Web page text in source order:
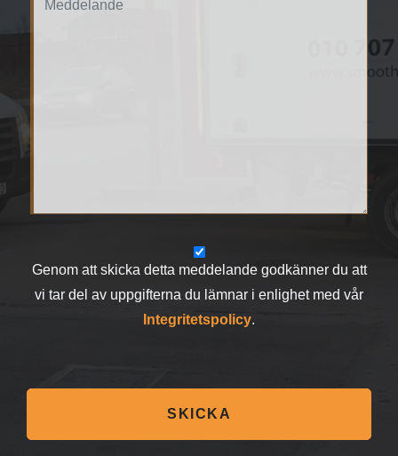
Genom att skicka detta meddelande godkänner du att
vi tar del av uppgifterna du lämnar i enlighet med vår
Integritetspolicy.
SKICKA